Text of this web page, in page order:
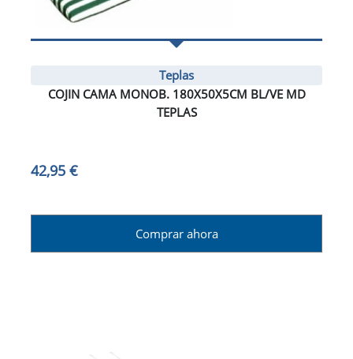
Teplas
COJIN CAMA MONOB. 180X50X5CM BL/VE MD
TEPLAS
42,95 €
Comprar ahora